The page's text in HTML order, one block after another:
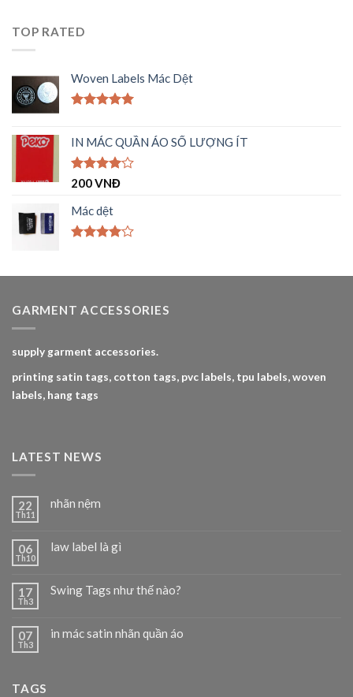
1.00
TOP RATED
Woven Labels Mác Dệt
5 sao
IN MÁC QUẦN ÁO SỐ LƯỢNG ÍT
Được
4.005
sao
200VNĐ
Mác dệt
4.005
GARMENT ACCESSORIES
supply garment accessories.
printing satin tags, cotton tags, pvc labels, tpu labels, woven
labels, hang tags
LATEST NEWS
22
Th11
nhãn nệm
06
Th10
law label là gì
17
Th3
Swing Tags như thế nào?
07
Th3
in mác satin nhãn quần áo
TAGS